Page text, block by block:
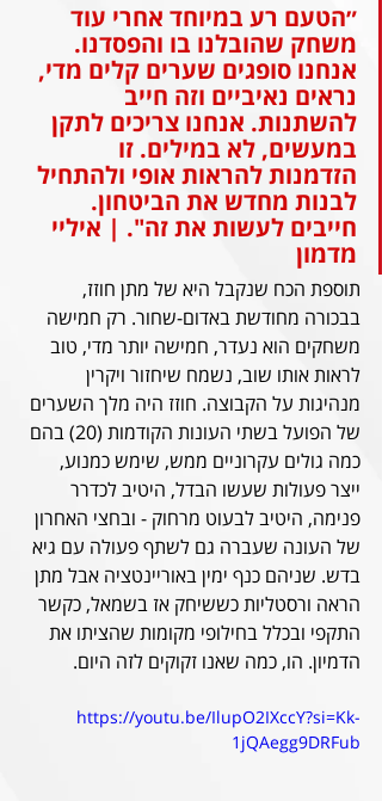
״הטעם רע במיוחד אחרי עוד
משחק שהובלנו בו והפסדנו.
אנחנו סופגים שערים קלים מדי,
נראים נאיביים וזה חייב
להשתנות. אנחנו צריכים לתקן
במעשים, לא במילים. זו
הזדמנות להראות אופי ולהתחיל
לבנות מחדש את הביטחון.
חייבים לעשות את זה". | איליי
מדמון
תוספת הכח שנקבל היא של מתן חוזז,
בבכורה מחודשת באדום-שחור. רק חמישה
משחקים הוא נעדר, חמישה יותר מדי, טוב
לראות אותו שוב, נשמח שיחזור ויקרין
מנהיגות על הקבוצה. חוזז היה מלך השערים
של הפועל בשתי העונות הקודמות (20) בהם
כמה גולים עקרוניים ממש, שימש כמנוע,
ייצר פעולות שעשו הבדל, היטיב לכדרר
פנימה, היטיב לבעוט מרחוק - ובחצי האחרון
של העונה שעברה גם לשתף פעולה עם גיא
בדש. שניהם כנף ימין באוריינטציה אבל מתן
הראה ורסטליות כששיחק אז בשמאל, כקשר
התקפי ובכלל בחילופי מקומות שהציתו את
הדמיון. הו, כמה שאנו זקוקים לזה היום.
https://youtu.be/IlupO2IXccY?si=Kk-
1jQAegg9DRFub